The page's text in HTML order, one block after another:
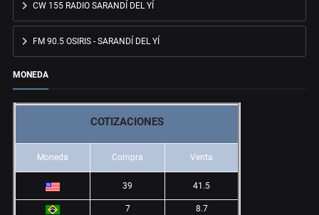
CW 155 RADIO SARANDÍ DEL YÍ
FM 90.5 OSIRIS - SARANDÍ DEL YÍ
MONEDA
COTIZACIONES
Moneda Compra Venta
39 41.5
7 8.7